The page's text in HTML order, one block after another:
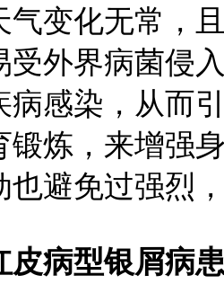
化无常，且
受外界病菌侵
病感染，从而
锻炼，来增强
也避免过强烈
皮病型银屑病